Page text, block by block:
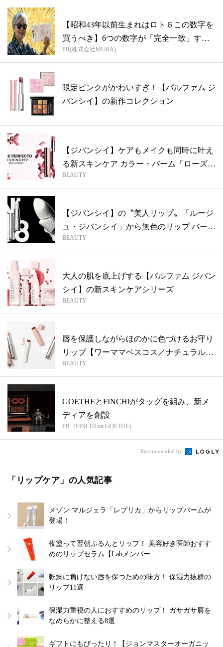
【昭和43年以前生まれはロト６この数字を
買うべき】6つの数字が「完全一致」する
方...
PR(株式会社MURA)
限定ピンクがかわいすぎ！【パルファム ジ
バンシイ】の新作コレクション
【ジバンシイ】ケアもメイクも同時に叶え
る新スキンケア カラー・バーム「ローズ・
パ...
BEAUTY
【ジバンシイ】の〝美人リップ〟「ルージ
ュ・ジバンシイ」から無色のリップ バーム
が...
BEAUTY
大人の肌を底上げする【パルファム ジバン
シイ】の新スキンケアシリーズ
BEAUTY
唇を保護しながらほのかに色づけるお守り
リップ【ワーママベスコス／ナチュラルリ
ップ...
BEAUTY
GOETHEとFINCHIがタッグを組み、新メ
ディアを創設
PR（FINCHI on GOETHE）
Recommended by
「リップケア」の人気記事
メゾン マルジェラ「レプリカ」からリップバームが
登場！
夜塗って翌朝ぷるんとリップ！ 美容好き医師おすす
めのリップセラム【Labメンバー…
乾燥に負けない唇を保つための味方！ 保湿力抜群の
リップ11選
保湿力重視の人におすすめのリップ！ ガサガサ唇を
なめらかに整える8選
ギフトにもぴったり！【ジョンマスターオーガニッ